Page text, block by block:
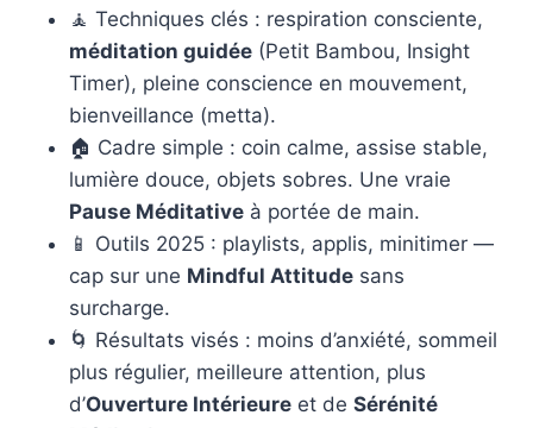
🧘 Techniques clés : respiration consciente,
méditation guidée (Petit Bambou, Insight
Timer), pleine conscience en mouvement,
bienveillance (metta).
🏠 Cadre simple : coin calme, assise stable,
lumière douce, objets sobres. Une vraie
Pause Méditative à portée de main.
📱 Outils 2025 : playlists, applis, minitimer —
cap sur une Mindful Attitude sans
surcharge.
🌀 Résultats visés : moins d’anxiété, sommeil
plus régulier, meilleure attention, plus
d’Ouverture Intérieure et de Sérénité